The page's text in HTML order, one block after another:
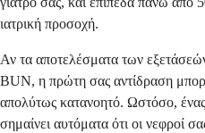
ιατρική προσοχή.
Αν τα αποτελέσματα των
BUN, η πρώτη σας αντίδραση
απολύτως κατανοητό. Ωστόσο,
σημαίνει αυτόματα ότι οι νεφροί